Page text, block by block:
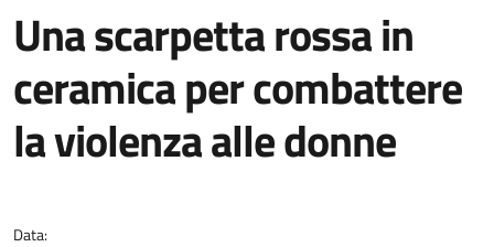
Una scarpetta rossa in
ceramica per combattere
la violenza alle donne
Data: